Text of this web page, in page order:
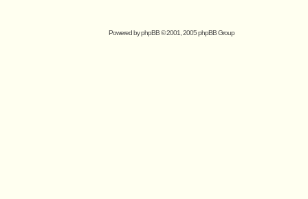
Powered byphpBB© 2001, 2005 phpBB Group